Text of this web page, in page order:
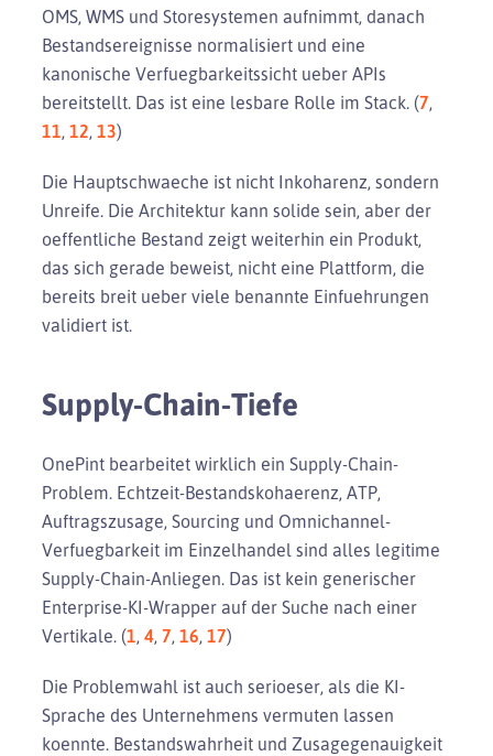
OMS, WMS und Storesystemen aufnimmt, danach
Bestandsereignisse normalisiert und eine
kanonische Verfuegbarkeitssicht ueber APIs
bereitstellt. Das ist eine lesbare Rolle im Stack. (7,
11, 12, 13)
Die Hauptschwaeche ist nicht Inkoharenz, sondern
Unreife. Die Architektur kann solide sein, aber der
oeffentliche Bestand zeigt weiterhin ein Produkt,
das sich gerade beweist, nicht eine Plattform, die
bereits breit ueber viele benannte Einfuehrungen
validiert ist.
Supply-Chain-Tiefe
OnePint bearbeitet wirklich ein Supply-Chain-
Problem. Echtzeit-Bestandskohaerenz, ATP,
Auftragszusage, Sourcing und Omnichannel-
Verfuegbarkeit im Einzelhandel sind alles legitime
Supply-Chain-Anliegen. Das ist kein generischer
Enterprise-KI-Wrapper auf der Suche nach einer
Vertikale. (1, 4, 7, 16, 17)
Die Problemwahl ist auch serioeser, als die KI-
Sprache des Unternehmens vermuten lassen
koennte. Bestandswahrheit und Zusagegenauigkeit